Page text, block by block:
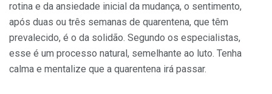
rotina e da ansiedade inicial da mudança, o sentimento,
após duas ou três semanas de quarentena, que têm
prevalecido, é o da solidão. Segundo os especialistas,
esse é um processo natural, semelhante ao luto. Tenha
calma e mentalize que a quarentena irá passar.